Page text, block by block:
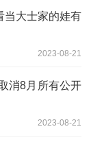
当大士家的娃有
2023-08-21
消8月所有公开
2023-08-21